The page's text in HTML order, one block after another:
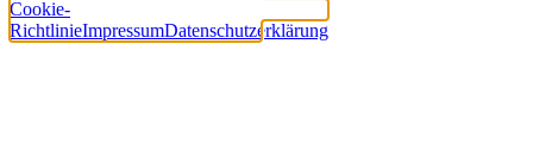
Cookie-
RichtlinieImpressumDatenschutzerklärung